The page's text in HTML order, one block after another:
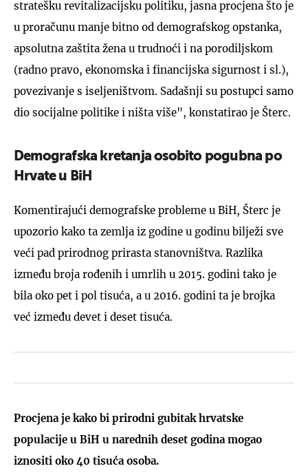
stratešku revitalizacijsku politiku, jasna procjena što je
u proračunu manje bitno od demografskog opstanka,
apsolutna zaštita žena u trudnoći i na porodiljskom
(radno pravo, ekonomska i financijska sigurnost i sl.),
povezivanje s iseljeništvom. Sadašnji su postupci samo
dio socijalne politike i ništa više", konstatirao je Šterc.
Demografska kretanja osobito pogubna po
Hrvate u BiH
Komentirajući demografske probleme u BiH, Šterc je
upozorio kako ta zemlja iz godine u godinu bilježi sve
veći pad prirodnog prirasta stanovništva. Razlika
između broja rođenih i umrlih u 2015. godini tako je
bila oko pet i pol tisuća, a u 2016. godini ta je brojka
već između devet i deset tisuća.
Procjena je kako bi prirodni gubitak hrvatske
populacije u BiH u narednih deset godina mogao
iznositi oko 40 tisuća osoba.